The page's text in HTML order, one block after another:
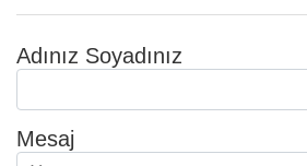
Adınız Soyadınız
Mesaj